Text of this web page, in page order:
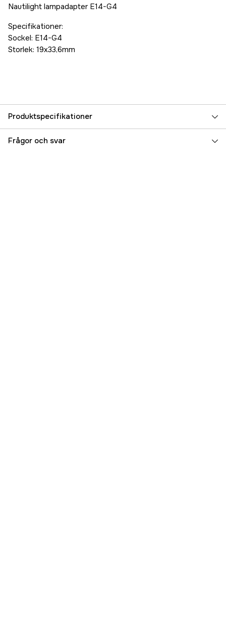
Nautilight lampadapter E14-G4
Specifikationer:
Sockel: E14-G4
Storlek: 19x33,6mm
Produktspecifikationer
Referensnummer 5000075034
Frågor och svar